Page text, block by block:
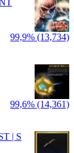
99,9% (13,734)
99,6% (14,361)
| S